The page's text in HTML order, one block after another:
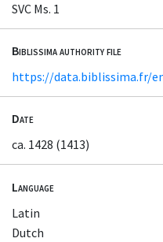
SVC Ms. 1
Biblissima authority file
https://data.biblissima.fr/
Date
ca. 1428 (1413)
Language
Latin
Dutch